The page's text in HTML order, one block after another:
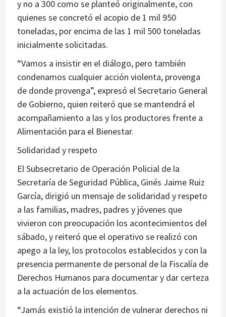
y no a 300 como se planteó originalmente, con
quienes se concretó el acopio de 1 mil 950
toneladas, por encima de las 1 mil 500 toneladas
inicialmente solicitadas.
“Vamos a insistir en el diálogo, pero también
condenamos cualquier acción violenta, provenga
de donde provenga”, expresó el Secretario General
de Gobierno, quien reiteró que se mantendrá el
acompañamiento a las y los productores frente a
Alimentación para el Bienestar.
Solidaridad y respeto
El Subsecretario de Operación Policial de la
Secretaría de Seguridad Pública, Ginés Jaime Ruiz
García, dirigió un mensaje de solidaridad y respeto
a las familias, madres, padres y jóvenes que
vivieron con preocupación los acontecimientos del
sábado, y reiteró que el operativo se realizó con
apego a la ley, los protocolos establecidos y con la
presencia permanente de personal de la Fiscalía de
Derechos Humanos para documentar y dar certeza
a la actuación de los elementos.
“Jamás existió la intención de vulnerar derechos ni